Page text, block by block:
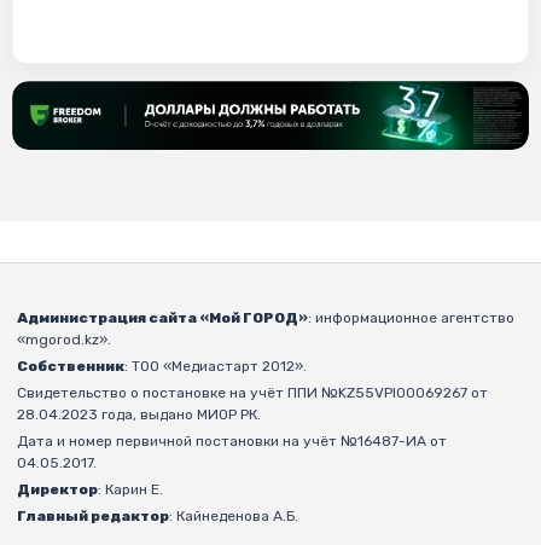
Администрация сайта «Мой ГОРОД»: информационное агентство
«mgorod.kz».
Собственник: ТОО «Медиастарт 2012».
Свидетельство о постановке на учёт ППИ №KZ55VPI00069267 от
28.04.2023 года, выдано МИОР РК.
Дата и номер первичной постановки на учёт №16487-ИА от
04.05.2017.
Директор: Карин Е.
Главный редактор: Кайнеденова А.Б.